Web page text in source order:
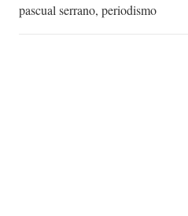
pascual serrano, periodismo